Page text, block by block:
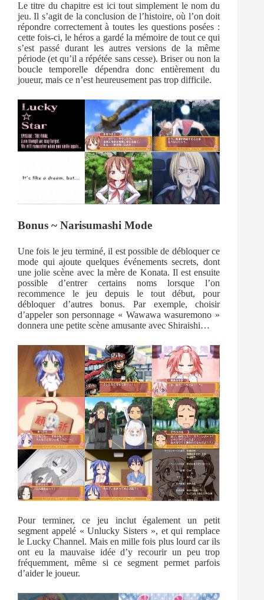
Le titre du chapitre est ici tout simplement le nom du
jeu. Il s’agit de la conclusion de l’histoire, où l’on doit
répondre correctement à toutes les questions posées :
cette fois-ci, le héros a gardé la mémoire de tout ce qui
s’est passé durant les autres versions de la même
période (et qu’il a répétée sans cesse). Briser ou non la
boucle temporelle dépendra donc entièrement du
joueur, mais ce n’est heureusement pas trop difficile.
Bonus ~ Narisumashi Mode
Une fois le jeu terminé, il est possible de débloquer ce
mode qui ajoute quelques événements secrets, dont
une jolie scène avec la mère de Konata. Il est ensuite
possible d’entrer certains noms lorsque l’on
recommence le jeu depuis le tout début, pour
débloquer d’autres bonus. Par exemple, choisir
d’appeler son personnage « Wawawa wasuremono »
donnera une petite scène amusante avec Shiraishi…
Pour terminer, ce jeu inclut également un petit
segment appelé « Unlucky Sisters », et qui remplace
le Lucky Channel. Mais en mille fois plus lourd car ils
ont eu la mauvaise idée d’y recourir un peu trop
fréquemment, même si ce segment permet parfois
d’aider le joueur.